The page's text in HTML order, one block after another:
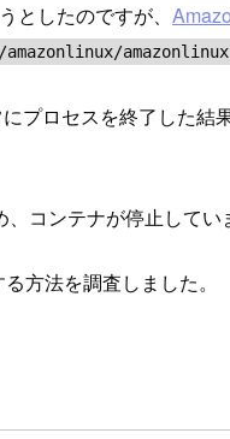
したのですが、
プロセスを終了した
コンテナが停止してい
方法を調査しました。